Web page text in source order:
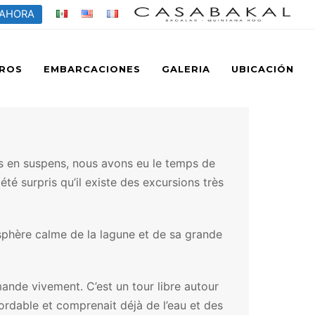
EMBARCACIONES GALERIA UBICACIÓN
suspens, nous avons eu le temps de
surpris qu’il existe des excursions très
calme de la lagune et de sa grande
vivement. C’est un tour libre autour
et comprenait déjà de l’eau et des